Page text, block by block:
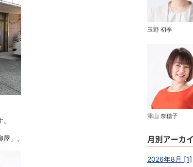
」。
玉野 初季
津山 奈穂子
月別アーカ
2026年8月 [1]